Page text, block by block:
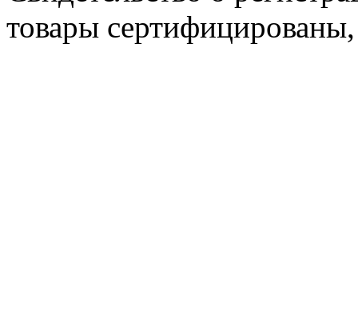
товары